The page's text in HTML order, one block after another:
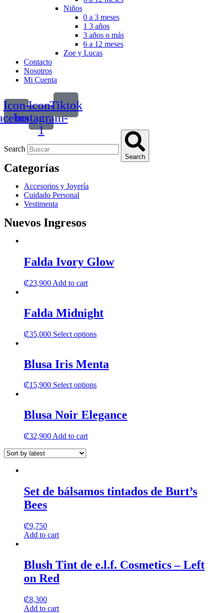
Niños
0 a 3 meses
1 3 años
3 años o más
6 a 12 meses
Zoe y Lucas
Contacto
Nosotros
Mi Cuenta
Icon-Icon-
instagram-
1
Tiktok
Search
Search
Categorías
Accesorios y Joyería
Cuidado Personal
Vestimenta
Nuevos Ingresos
Falda Ivory Glow
₡23,900 Add to cart
Falda Midnight
₡35,000 Select optionsThis
multiple
variants.
options
chosen
on
Blusa Iris Menta
₡15,900 Select optionsThis
multiple
variants.
product
Blusa Noir Elegance
₡32,900 Add to cart
Set de bálsamos tintados de Burt’s
Bees
₡9,750
Add to cart
Blush Tint de e.l.f. Cosmetics – Left
on Red
₡8,300
Add to cart